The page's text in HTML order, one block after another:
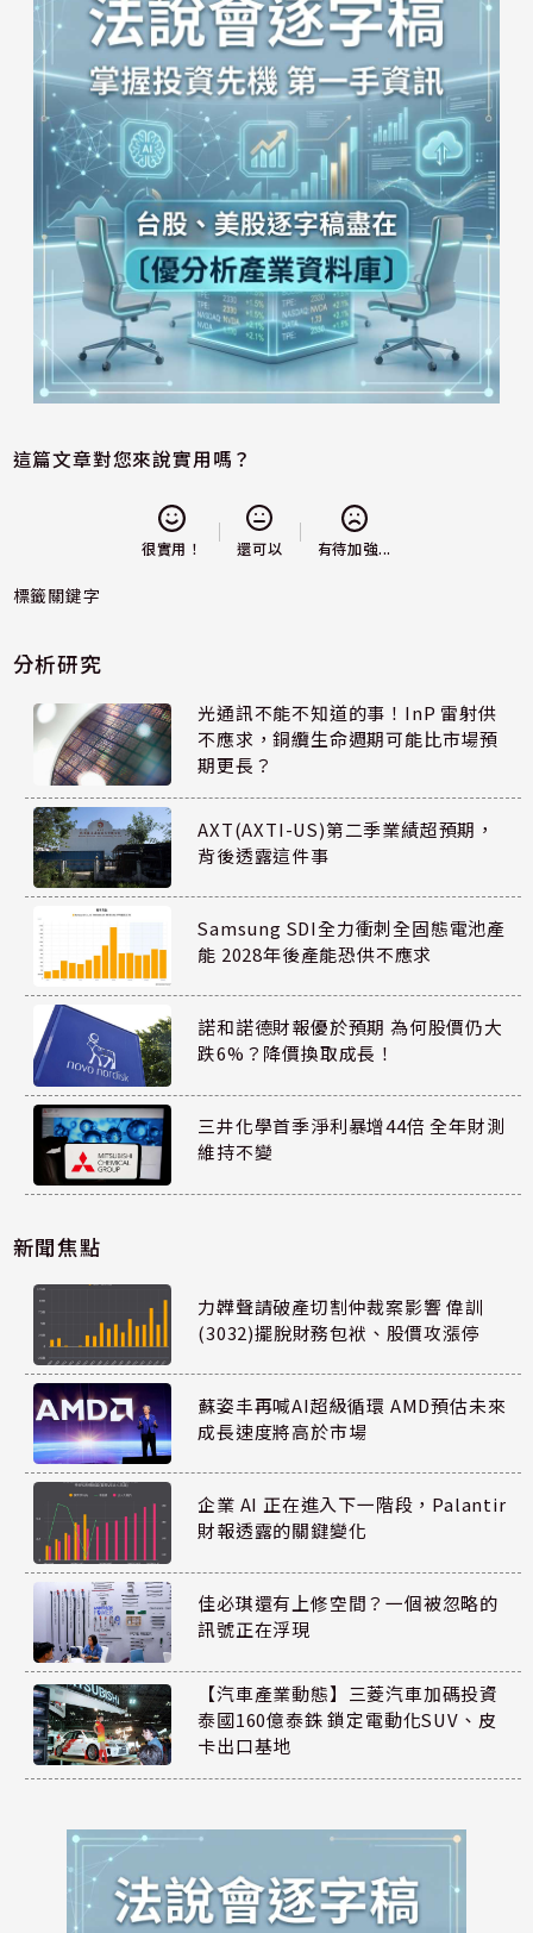
這篇文章對您來說實用嗎？
很實用！ 還可以 有待加強...
標籤關鍵字
分析研究
光通訊不能不知道的事！InP 雷射供
不應求，銅纜生命週期可能比市場預
期更長？
AXT(AXTI-US)第二季業績超預期，
背後透露這件事
Samsung SDI全力衝刺全固態電池產
能 2028年後產能恐供不應求
諾和諾德財報優於預期 為何股價仍大
跌6%？降價換取成長！
三井化學首季淨利暴增44倍 全年財測
維持不變
新聞焦點
力韡聲請破產切割仲裁案影響 偉訓
(3032)擺脫財務包袱、股價攻漲停
蘇姿丰再喊AI超級循環 AMD預估未來
成長速度將高於市場
企業 AI 正在進入下一階段，Palantir
財報透露的關鍵變化
佳必琪還有上修空間？一個被忽略的
訊號正在浮現
【汽車產業動態】三菱汽車加碼投資
泰國160億泰銖 鎖定電動化SUV、皮
卡出口基地